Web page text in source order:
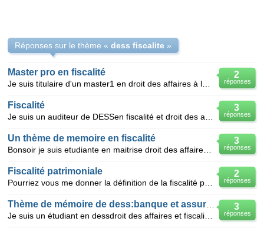
Réponses sur le thème «dess fiscalite »
2
réponses
Master pro en fiscalité
3
réponses
Fiscalité
3
réponses
Un thème de memoire en fiscalité
2
réponses
Fiscalité patrimoniale
3
réponses